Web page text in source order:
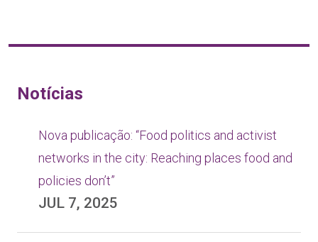
Notícias
Nova publicação: “Food politics and activist
networks in the city: Reaching places food and
policies don’t”
JUL 7, 2025